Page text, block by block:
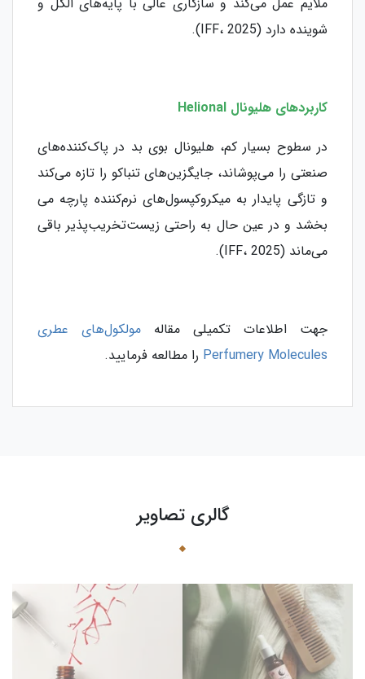
شوینده دارد (IFF، 2025).
کاربردهای هلیونال Helional
در سطوح بسیار کم، هلیونال بوی بد در پاک‌کننده‌های
صنعتی را می‌پوشاند، جایگزین‌های تنباکو را تازه می‌کند
و تازگی پایدار به میکروکپسول‌های نرم‌کننده پارچه می‌
بخشد و در عین حال به راحتی زیست‌تخریب‌پذیر باقی
می‌ماند (IFF، 2025).
جهت اطلاعات تکمیلی مقاله مولکول‌های عطری
Perfumery Molecules را مطالعه فرمایید.
گالری تصاویر